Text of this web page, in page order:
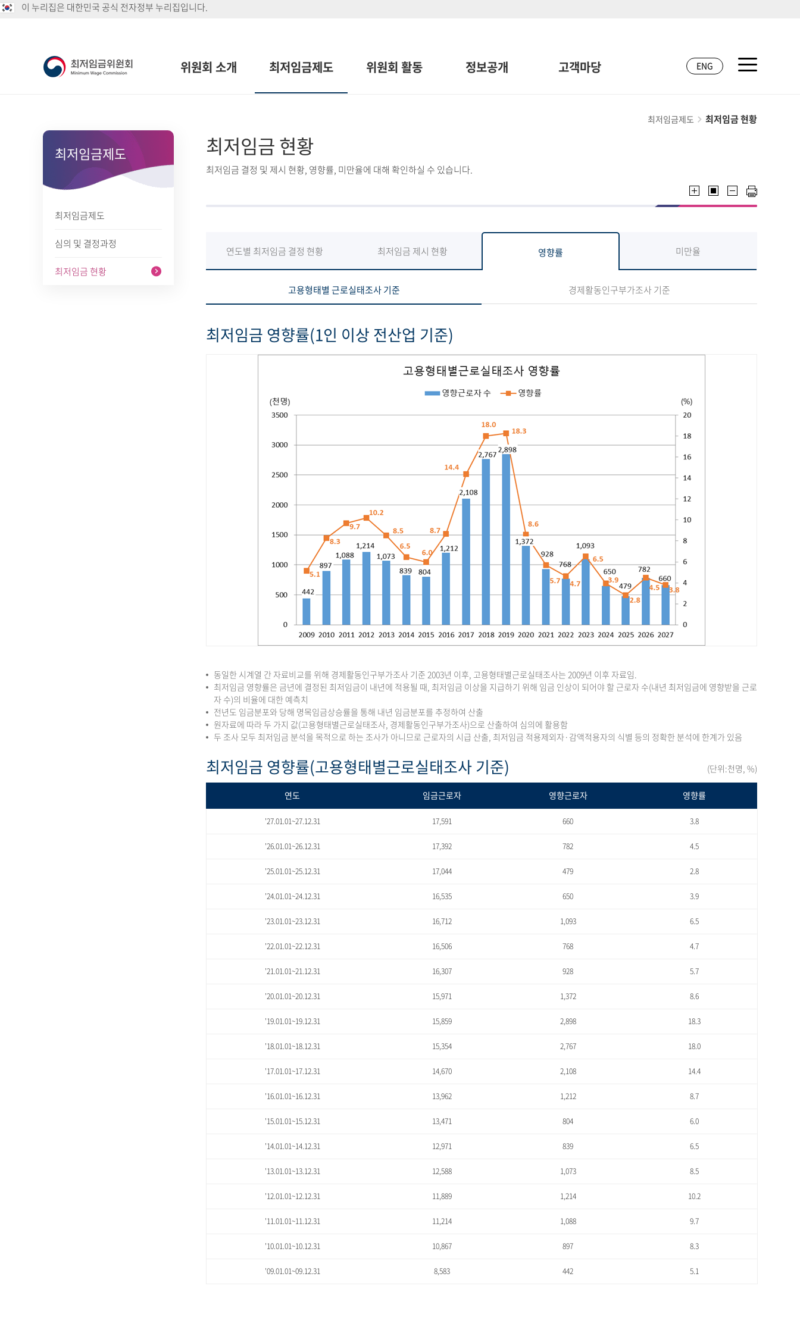
이 누리집은 대한민국 공식 전자정부 누리집입니다.
위원회 소개 최저임금제도 위원회 활동 정보공개 고객마당 ENG
최저임금제도
최저임금제도
심의 및 결정과정
최저임금 현황
최저임금제도 최저임금 현황
최저임금 현황
최저임금 결정 및 제시 현황, 영향률, 미만율에 대해 확인하실 수 있습니다.
연도별 최저임금 결정 현황 최저임금 제시 현황 영향률 미만율
고용형태별 근로실태조사 기준 경제활동인구부가조사 기준
최저임금 영향률(1인 이상 전산업 기준)
동일한 시계열 간 자료비교를 위해 경제활동인구부가조사 기준 2003년 이후, 고용형태별근로실태조사는 2009년 이후 자료임.
최저임금 영향률은 금년에 결정된 최저임금이 내년에 적용될 때, 최저임금 이상을 지급하기 위해 임금 인상이 되어야 할 근로자 수(내년 최저임금에 영향받을 근로
자 수)의 비율에 대한 예측치
전년도 임금분포와 당해 명목임금상승률을 통해 내년 임금분포를 추정하여 산출
원자료에 따라 두 가지 값(고용형태별근로실태조사, 경제활동인구부가조사)으로 산출하여 심의에 활용함
두 조사 모두 최저임금 분석을 목적으로 하는 조사가 아니므로 근로자의 시급 산출, 최저임금 적용제외자·감액적용자의 식별 등의 정확한 분석에 한계가 있음
최저임금 영향률(고용형태별근로실태조사 기준) (단위:천명, %)
연도 임금근로자 영향근로자 영향률
'27.01.01~27.12.31 17,591 660 3.8
'26.01.01~26.12.31 17,392 782 4.5
'25.01.01~25.12.31 17,044 479 2.8
'24.01.01~24.12.31 16,535 650 3.9
'23.01.01~23.12.31 16,712 1,093 6.5
'22.01.01~22.12.31 16,506 768 4.7
'21.01.01~21.12.31 16,307 928 5.7
'20.01.01~20.12.31 15,971 1,372 8.6
'19.01.01~19.12.31 15,859 2,898 18.3
'18.01.01~18.12.31 15,354 2,767 18.0
'17.01.01~17.12.31 14,670 2,108 14.4
'16.01.01~16.12.31 13,962 1,212 8.7
'15.01.01~15.12.31 13,471 804 6.0
'14.01.01~14.12.31 12,971 839 6.5
'13.01.01~13.12.31 12,588 1,073 8.5
'12.01.01~12.12.31 11,889 1,214 10.2
'11.01.01~11.12.31 11,214 1,088 9.7
'10.01.01~10.12.31 10,867 897 8.3
'09.01.01~09.12.31 8,583 442 5.1